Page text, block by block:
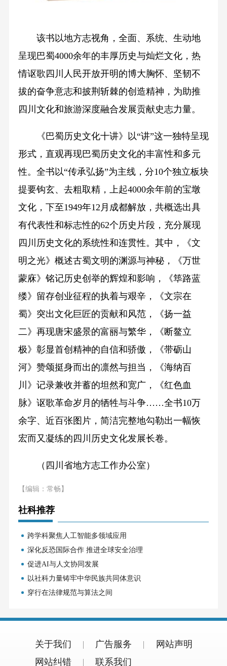
该书以地方志视角，全面、系统、生动地
呈现巴蜀4000余年的丰厚历史与灿烂文化，热
情讴歌四川人民开放开明的博大胸怀、坚韧不
拔的奋争意志和披荆斩棘的创造精神，为助推
四川文化和旅游深度融合发展贡献史志力量。
《巴蜀历史文化十讲》以“讲”这一独特呈现
形式，直观再现巴蜀历史文化的丰富性和多元
性。全书以“传承弘扬”为主线，分10个独立板块
提要钩玄、去粗取精，上起4000余年前的宝墩
文化，下至1949年12月成都解放，共概选出具
有代表性和标志性的62个历史片段，充分展现
四川历史文化的系统性和连贯性。其中，《文
明之光》概述古蜀文明的渊源与神秘，《万世
蒙庥》铭记历史创举的辉煌和影响，《筚路蓝
缕》留存创业征程的执着与艰辛，《文宗在
蜀》突出文化巨匠的贡献和风范，《扬一益
二》再现唐宋盛景的富丽与繁华，《断鳌立
极》彰显首创精神的自信和骄傲，《带砺山
河》赞颂挺身而出的凛然与担当，《海纳百
川》记录兼收并蓄的坦然和宽广，《红色血
脉》讴歌革命岁月的牺牲与斗争……全书10万
余字、近百张图片，简洁完整地勾勒出一幅恢
宏而又凝练的四川历史文化发展长卷。
（四川省地方志工作办公室）
【编辑：常畅】
社科推荐
跨学科聚焦人工智能多领域应用
深化反恐国际合作 推进全球安全治理
促进AI与人文协同发展
以社科力量铸牢中华民族共同体意识
穿行在法律规范与算法之间
关于我们 广告服务
网站声明
网站纠错
联系我们